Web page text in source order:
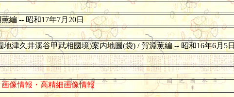
編 -- 昭和17年7月20日
津久井溪谷甲武相國境)案内地圖(袋) / 賀淵薫編 -- 昭和16年6月5日
画像情報・高精細画像情報